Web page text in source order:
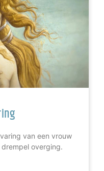
van een vrouw
overging.